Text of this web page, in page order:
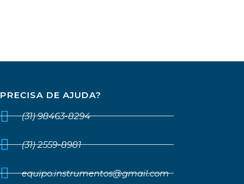
PRECISA DE AJUDA?
(31) 98463-8294
(31) 2559-8981
equipo.instrumentos@gmail.com